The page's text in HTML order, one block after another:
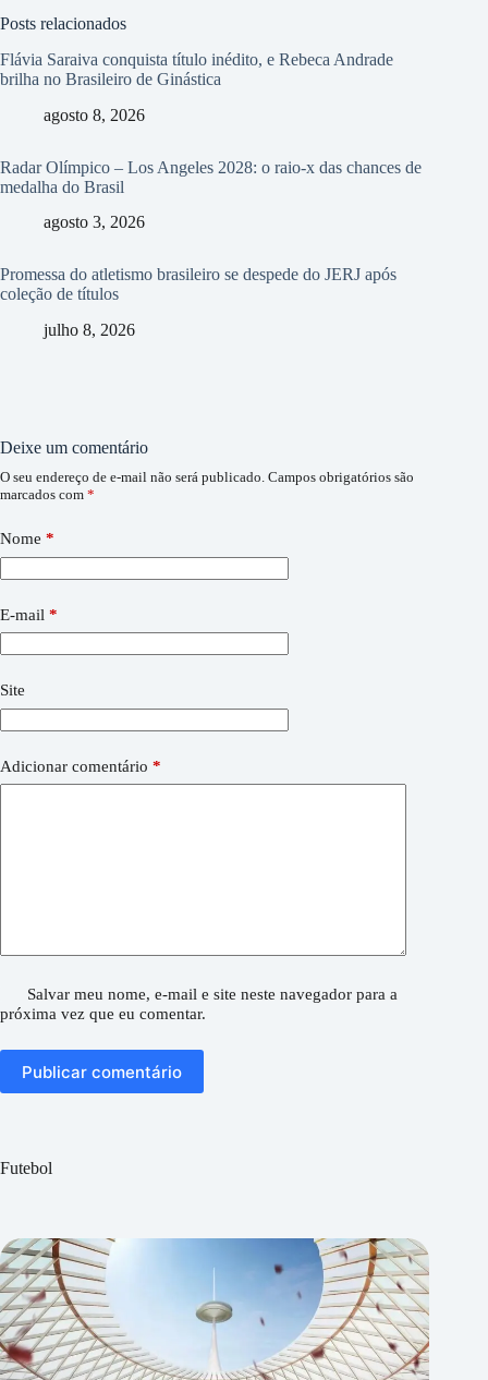
Posts relacionados
Flávia Saraiva conquista título inédito, e Rebeca Andrade
brilha no Brasileiro de Ginástica
agosto 8, 2026
Radar Olímpico – Los Angeles 2028: o raio-x das chances de
medalha do Brasil
agosto 3, 2026
Promessa do atletismo brasileiro se despede do JERJ após
coleção de títulos
julho 8, 2026
Deixe um comentário
O seu endereço de e-mail não será publicado. Campos obrigatórios são
marcados com *
Nome *
E-mail *
Site
Adicionar comentário *
Salvar meu nome, e-mail e site neste navegador para a
próxima vez que eu comentar.
Publicar comentário
Futebol